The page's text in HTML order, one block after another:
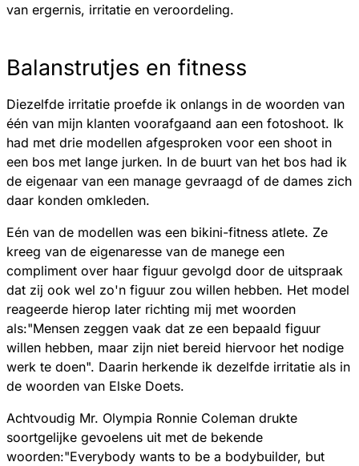
van ergernis, irritatie en veroordeling.
Balanstrutjes en fitness
Diezelfde irritatie proefde ik onlangs in de woorden van
één van mijn klanten voorafgaand aan een fotoshoot. Ik
had met drie modellen afgesproken voor een shoot in
een bos met lange jurken. In de buurt van het bos had ik
de eigenaar van een manage gevraagd of de dames zich
daar konden omkleden.
Eén van de modellen was een bikini-fitness atlete. Ze
kreeg van de eigenaresse van de manege een
compliment over haar figuur gevolgd door de uitspraak
dat zij ook wel zo'n figuur zou willen hebben. Het model
reageerde hierop later richting mij met woorden
als:"Mensen zeggen vaak dat ze een bepaald figuur
willen hebben, maar zijn niet bereid hiervoor het nodige
werk te doen". Daarin herkende ik dezelfde irritatie als in
de woorden van Elske Doets.
Achtvoudig Mr. Olympia Ronnie Coleman drukte
soortgelijke gevoelens uit met de bekende
woorden:"Everybody wants to be a bodybuilder, but